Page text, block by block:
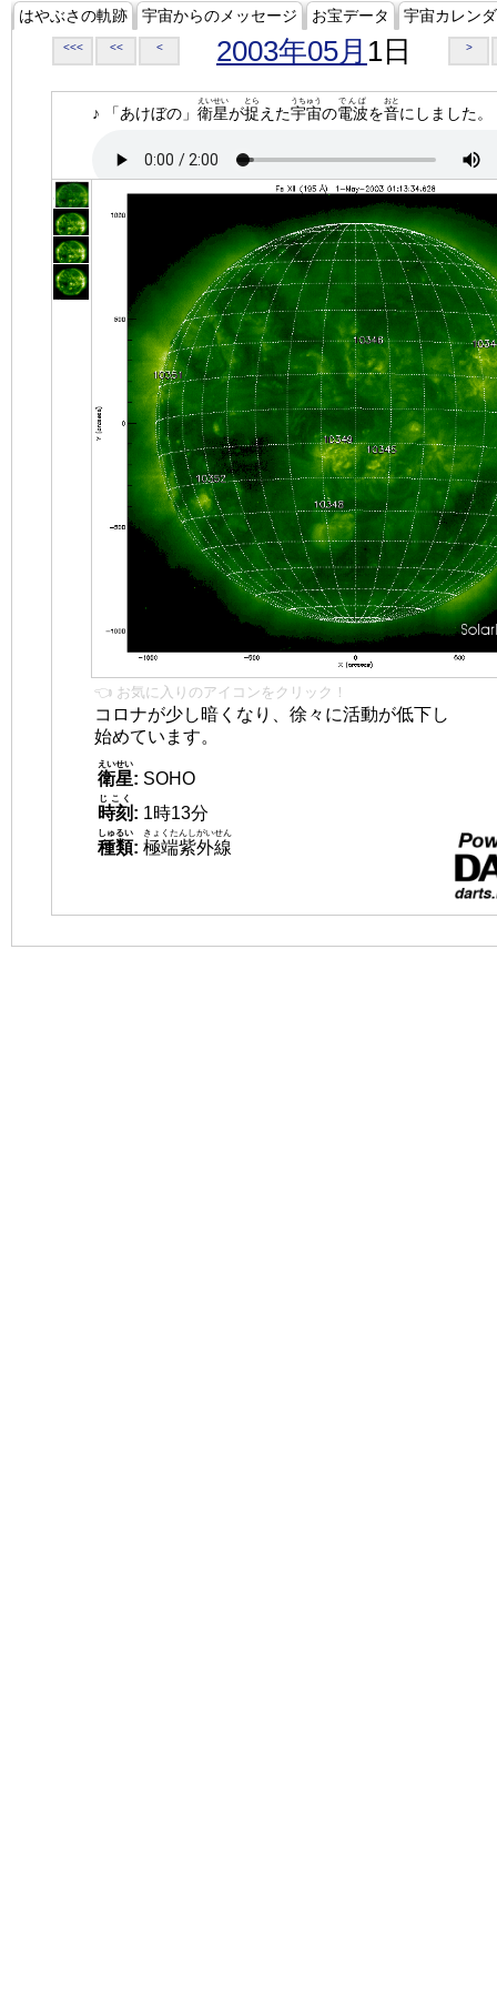
はやぶさの軌跡 宇宙からのメッセージ お宝データ 宇宙カレン
<<< << < 2003年05月 1日 >
♪ 「あけぼの」 衛星
えいせい
が捉
とら
えた宇宙
うちゅう
の電波
でんぱ
を音
おと
にしました。
👈 お気に入りのアイコンをクリック！
コロナが少し暗くなり、徐々に活動が低下し
始めています。
衛星
えいせい
: SOHO
時刻
じこく
: 1時13分
種類
しゅるい
: 極端紫外線
きょくたんしがいせん